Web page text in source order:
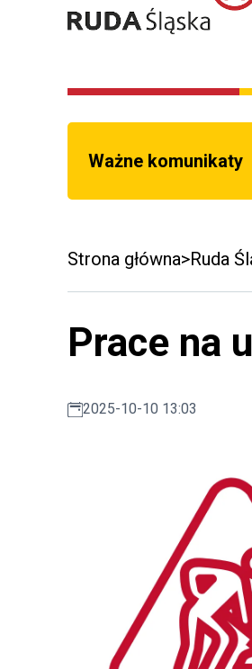
Ważne komunikaty
Strona główna Ruda
Prace na
2025-10-10 13:03